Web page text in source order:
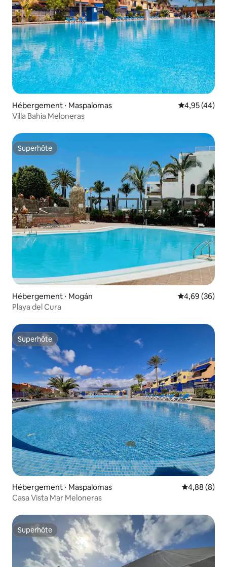
Hébergement ⋅ Maspalomas Évaluation
4,95 (44)
Villa Bahia Meloneras
Superhôte
Superhôte
Hébergement ⋅ Mogán Évaluation
4,69 (36)
Playa del Cura
Superhôte
Superhôte
Hébergement ⋅ Maspalomas Évaluation
4,88 (8)
Casa Vista Mar Meloneras
Superhôte
Superhôte